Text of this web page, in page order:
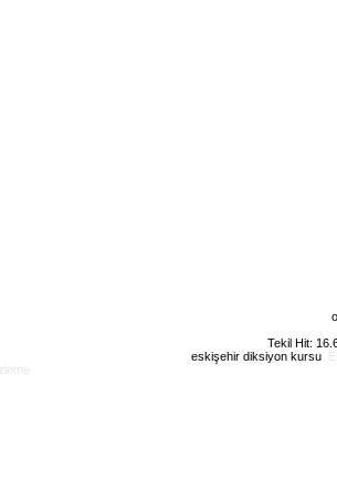
Tekil Hit:
eskişehir diksiyon kursu